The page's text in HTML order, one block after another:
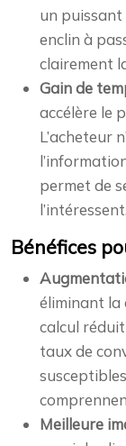
un puissant
enclin à
clairement
Gain de
accélère le
L’acheteur
permet de
l’intéressent.
Bénéfices
éliminant la
calcul
taux de
Meilleure